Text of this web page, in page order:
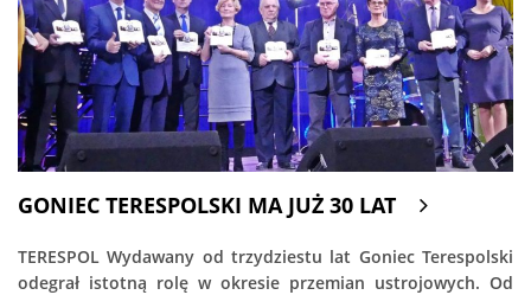
GONIEC TERESPOLSKI MA JUŻ 30 LAT
TERESPOL Wydawany od trzydziestu lat Goniec Terespolski
odegrał istotną rolę w okresie przemian ustrojowych. Od